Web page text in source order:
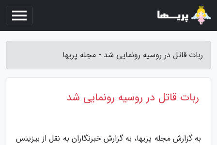
ربات قاتل در روسیه رونمایی شد - مجله پریها
ربات قاتل در روسیه رونمایی شد
به گزارش مجله پریها، به گزارش خبرنگاران به نقل از بیزینس